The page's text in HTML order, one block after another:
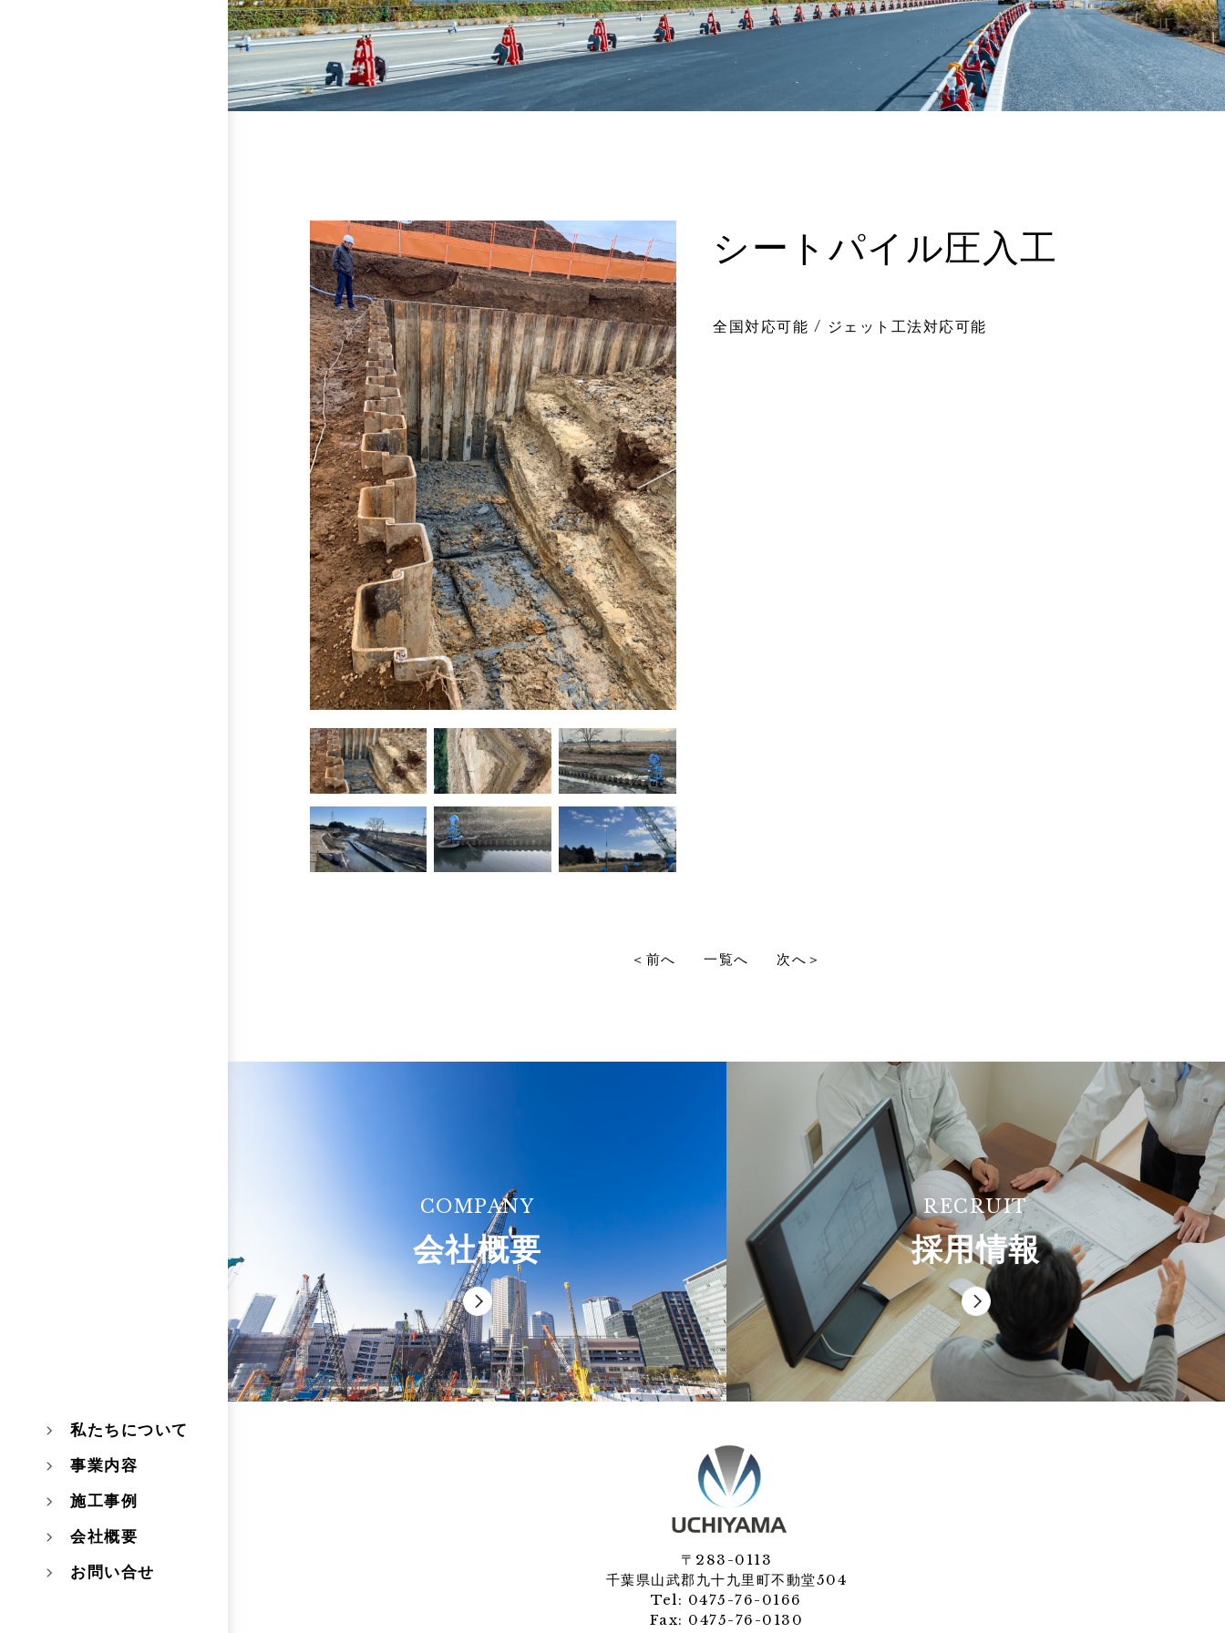
私たちについて
事業内容
施工事例
会社概要
お問い合せ
シートパイル圧入工
全国対応可能 / ジェット工法対応可能
＜前へ 一覧へ 次へ＞
COMPANY
会社概要
RECRUIT
採用情報
〒283-0113
千葉県山武郡九十九里町不動堂504
Tel: 0475-76-0166
Fax: 0475-76-0130